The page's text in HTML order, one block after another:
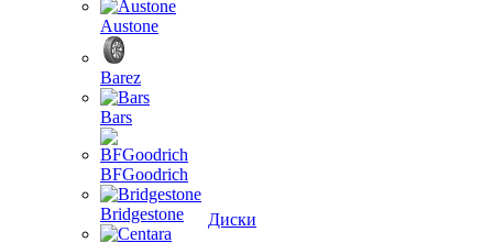
Austone
Barez
Bars
BFGoodrich
Bridgestone
Диски